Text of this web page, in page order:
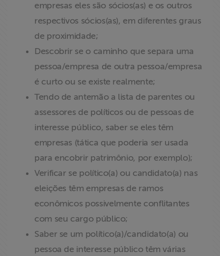
empresas eles são sócios(as) e os outros
respectivos sócios(as), em diferentes graus
de proximidade;
Descobrir se o caminho que separa uma
pessoa/empresa de outra pessoa/empresa
é curto ou se existe realmente;
Tendo de antemão a lista de parentes ou
assessores de políticos ou de pessoas de
interesse público, saber se eles têm
empresas (tática que poderia ser usada
para encobrir patrimônio, por exemplo);
Verificar se político(a) ou candidato(a) nas
eleições têm empresas de ramos
econômicos possivelmente conflitantes
com seu cargo público;
Saber se um político(a)/candidato(a) ou
pessoa de interesse público têm várias